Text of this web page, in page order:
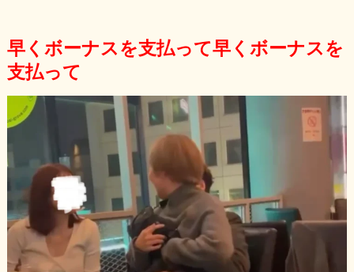
早くボーナスを支払って早くボーナスを
支払って